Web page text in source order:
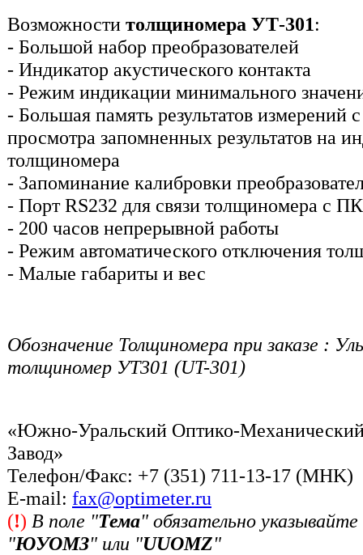
Возможности толщиномера УТ-301:
- Большой набор преобразователей
- Индикатор акустического контакта
- Режим индикации минимального
- Большая память результатов измерений
просмотра запомненных результатов на
толщиномера
- Запоминание калибровки
- Порт RS232 для связи толщиномера с ПК
- 200 часов непрерывной работы
- Режим автоматического отключения
- Малые габариты и вес
Обозначение Толщиномера при заказе :
толщиномер УТ301 (UT-301)
«Южно-Уральский Оптико-
Завод»
Телефон/Факс: +7 (351) 711-13-17 (MHK)
Е-mail: fax@optimeter.ru
(!) В поле "Тема" обязательно указывайте
"ЮУОМЗ" или "UUOMZ"